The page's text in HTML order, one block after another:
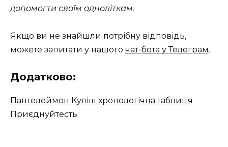
допомогти своїм одноліткам.
Якщо ви не знайшли потрібну відповідь,
можете запитати у нашого чат-бота у Телеграм.
Додатково:
Пантелеймон Куліш хронологічна таблиця
Приєднуйтесть: